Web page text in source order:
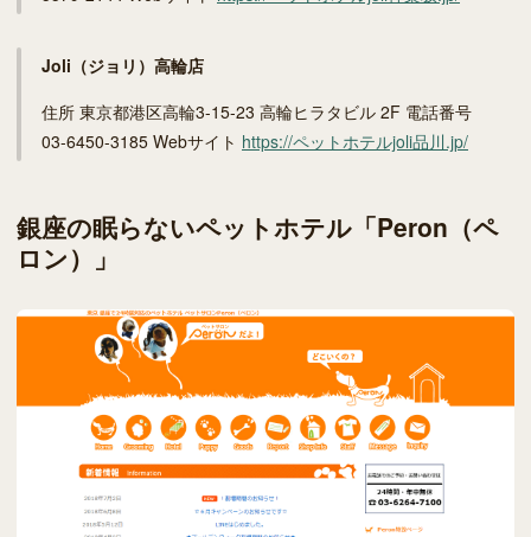
Joli（ジョリ）高輪店
住所 東京都港区高輪3-15-23 高輪ヒラタビル 2F 電話番号
03-6450-3185 Webサイト https://ペットホテルjoli品川.jp/
銀座の眠らないペットホテル「Peron（ペ
ロン）」